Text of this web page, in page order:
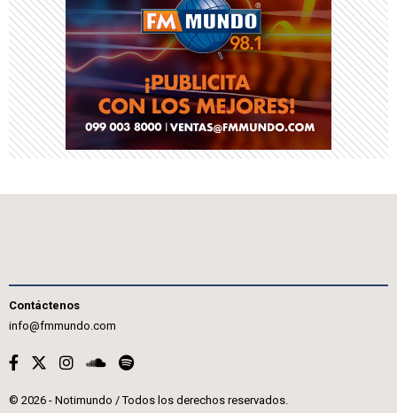
Contáctenos
info@fmmundo.com
© 2026 - Notimundo / Todos los derechos reservados.